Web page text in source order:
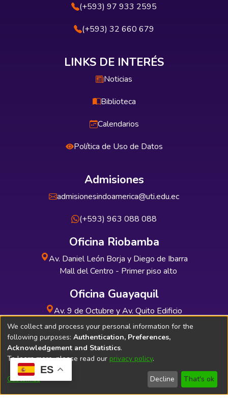
ES
(+593) 97 933 2595
(+593) 32 660 679
LINKS DE INTERÉS
Noticias
Biblioteca
Calendarios
Política de Uso de Datos
Admisiones
admisionesindoamerica@uti.edu.ec
(+593) 963 088 088
Oficina Riobamba
Av. Daniel León Borja y Diego de Ibarra
Mall del Centro - Primer piso alto
Oficina Guayaquil
Av. 9 de Octubre y Av. Quito Edificio
INDUAUTO - Planta baja
Soporte Técnico Bibliolatino.com
We collect and process your personal information for the
following purposes: Authentication, Preferences,
Acknowledgement and Statistics.
To learn more, please read our privacy policy.
Customize Decline That's ok